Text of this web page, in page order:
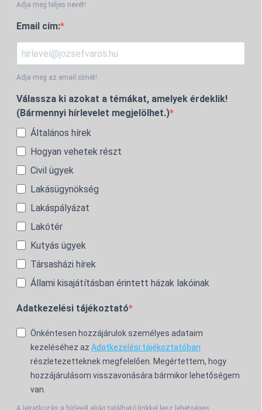
Adja meg teljes nevét!
Email cím:
Adja meg az email címét!
Válassza ki azokat a témákat, amelyek érdeklik!
(Bármennyi hírlevelet megjelölhet.)
Általános hírek
Hogyan vehetek részt
Civil ügyek
Lakásügynökség
Lakáspályázat
Lakótér
Kutyás ügyek
Társasházi hírek
Állami kisajátításban érintett házak lakóinak
Adatkezelési tájékoztató
Önkéntesen hozzájárulok személyes adataim
kezeléséhez az Adatkezelési tájékoztatóban
részletezetteknek megfelelően. Megértettem, hogy
hozzájárulásom visszavonására bármikor lehetőségem
van.
A leiratkozás a hírlevél alján található linkkel lesz lehetséges.